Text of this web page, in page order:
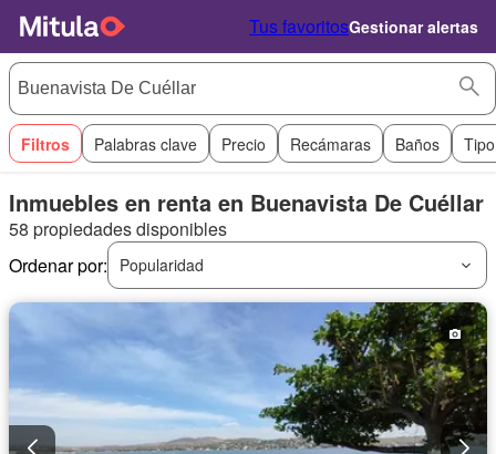
Tus favoritosGestionar alertas
Filtros Palabras clave Precio Recámaras Baños
Inmuebles en renta en Buenavista De Cuéllar
58 propiedades disponibles
Ordenar por:
Popularidad